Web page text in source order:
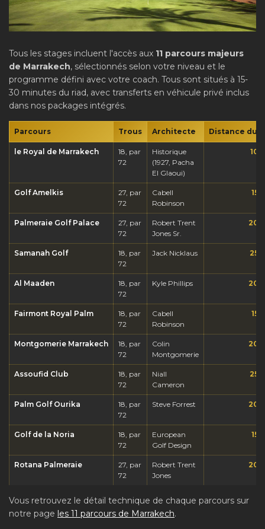
Tous les stages incluent l'accès aux 11 parcours majeurs
de Marrakech, sélectionnés selon votre niveau et le
programme défini avec votre coach. Tous sont situés à 15-
30 minutes du riad, avec transferts en véhicule privé inclus
dans nos packages intégrés.
Parcours Trous Architecte Distance du
le Royal de Marrakech
18, par
72
Historique
(1927, Pacha
El Glaoui)
10
Golf Amelkis
27, par
72
Cabell
Robinson
15
Palmeraie Golf Palace
27, par
72
Robert Trent
Jones Sr.
20
Samanah Golf
18, par
72
Jack Nicklaus 25
Al Maaden
18, par
72
Kyle Phillips 20
Fairmont Royal Palm
18, par
72
Cabell
Robinson
15
Montgomerie Marrakech
18, par
72
Colin
Montgomerie
20
Assoufid Club
18, par
72
Niall
Cameron
25
Palm Golf Ourika
18, par
72
Steve Forrest 20
Golf de la Noria
18, par
72
European
Golf Design
15
Rotana Palmeraie
27, par
72
Robert Trent
Jones
20
Vous retrouvez le détail technique de chaque parcours sur
notre page les 11 parcours de Marrakech.